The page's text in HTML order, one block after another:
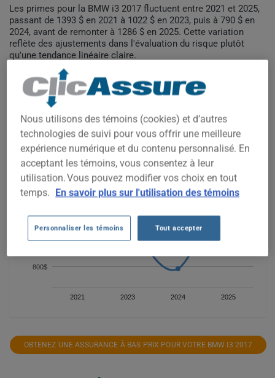
Les primes pour la BMW i3 2017 fluctuent entre 2021 et 2025,
passant de 1393 $ en 2021 à 1022 $ en 2023, puis à 790 $ en
2024, avant de remonter à 1286 $ en 2025. Cette variation
reflète des ajustements dans l'évaluation du risque plutôt
qu'une tendance linéaire claire.
Pour trouver la meilleur assurance pour votre véhicule BMW I3
2017, il est plus important que jamais de comparer les options
disponibles.
2021 2023 2024 2025
800$
1 000$
1 400$
OBTENEZ UNE ASSURANCE À BAS PRIX POUR VOTRE BMW I3 2017
Nous utilisons des témoins (cookies) et d’autres
technologies de suivi pour vous offrir une meilleure
expérience numérique et du contenu personnalisé. En
acceptant les témoins, vous consentez à leur
utilisation. Vous pouvez modifier vos choix en tout
temps. En savoir plus sur l'utilisation des témoins
Personnaliser les témoins Tout accepter